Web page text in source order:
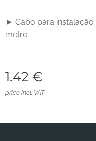
► Cabo para
metro
1.42 €
price incl. VAT